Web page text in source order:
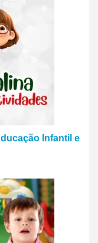
Infantil e